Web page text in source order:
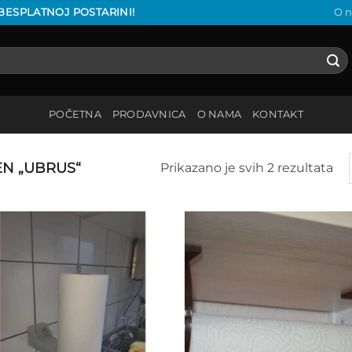
POSTARINI! O
POČETNA PRODAVNICA O NAMA KONTAKT
„UBRUS“ Prikazano je svih 2 rezultata
Add to
wishlist